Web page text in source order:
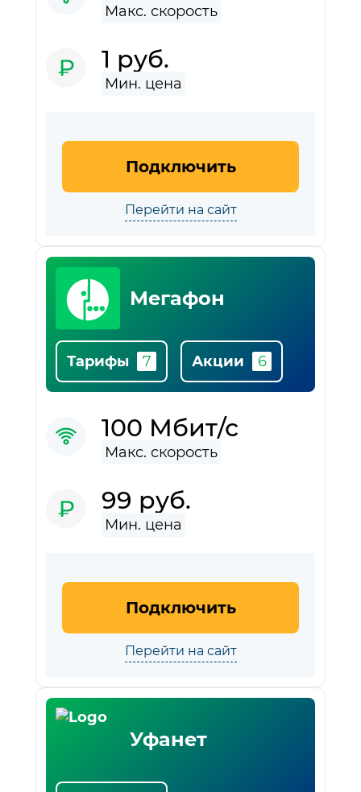
1 руб.
Подключить
Перейти на сайт
Мегафон
Тарифы Акции
100 Мбит/с
99 руб.
Подключить
Перейти на сайт
Уфанет